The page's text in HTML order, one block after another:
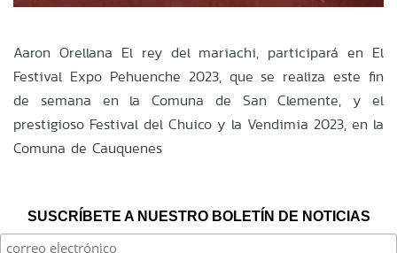
Aaron Orellana El rey del mariachi, participará en El
Festival Expo Pehuenche 2023, que se realiza este fin
de semana en la Comuna de San Clemente, y el
prestigioso Festival del Chuico y la Vendimia 2023, en la
Comuna de Cauquenes
SUSCRÍBETE A NUESTRO BOLETÍN DE NOTICIAS